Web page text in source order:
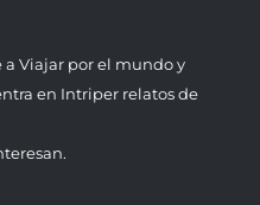
Viajar por el mundo y
en Intriper relatos de